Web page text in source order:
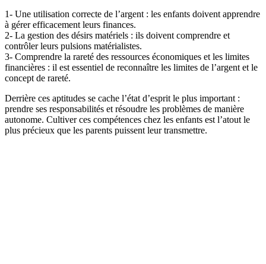
1- Une utilisation correcte de l’argent : les enfants doivent apprendre
à gérer efficacement leurs finances.
2- La gestion des désirs matériels : ils doivent comprendre et
contrôler leurs pulsions matérialistes.
3- Comprendre la rareté des ressources économiques et les limites
financières : il est essentiel de reconnaître les limites de l’argent et le
concept de rareté.
Derrière ces aptitudes se cache l’état d’esprit le plus important :
prendre ses responsabilités et résoudre les problèmes de manière
autonome. Cultiver ces compétences chez les enfants est l’atout le
plus précieux que les parents puissent leur transmettre.